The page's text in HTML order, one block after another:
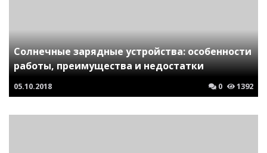
Солнечные зарядные устройства: особенности
работы, преимущества и недостатки
05.10.2018 0 1392